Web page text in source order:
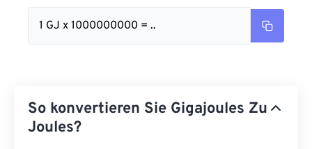
1 GJ x 1000000000 = ..
So konvertieren Sie Gigajoules Zu
Joules?